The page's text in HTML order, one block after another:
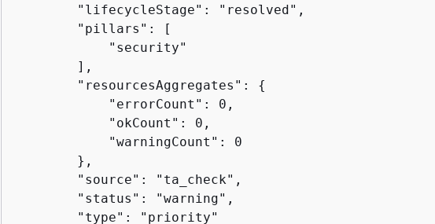
        "lifecycleStage": "resolved",
        "pillars": [
            "security"
        ],
        "resourcesAggregates":
{
            "errorCount": 0,
            "okCount": 0,
            "warningCount": 0
        },
        "source": "ta_check",
        "status": "warning",
        "type": "priority"